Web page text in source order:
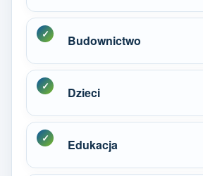
Budownictwo
Dzieci
Edukacja